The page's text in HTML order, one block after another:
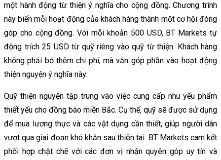
một hành động từ thiện ý nghĩa cho cộng đồng. Chương trình
này biến mỗi hoạt động của khách hàng thành một cơ hội đóng
góp cho cộng đồng. Với mỗi khoản 500 USD, BT Markets tự
động trích 25 USD từ quỹ riêng vào quỹ từ thiện. Khách hàng
không phải bỏ thêm chi phí, mà vẫn góp phần vào hoạt động
thiện nguyện ý nghĩa này.
Quỹ thiện nguyện tập trung vào việc cung cấp nhu yếu phẩm
thiết yếu cho đồng bào miền Bắc. Cụ thể, quỹ sẽ được sử dụng
để mua lương thực và các vật dụng cần thiết, giúp người dân
vượt qua giai đoạn khó khăn sau thiên tai. BT Markets cam kết
phối hợp chặt chẽ với các đơn vị nhận quyên góp uy tín và